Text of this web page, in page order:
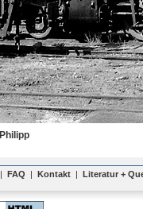
| FAQ | Kontakt | Literatur +